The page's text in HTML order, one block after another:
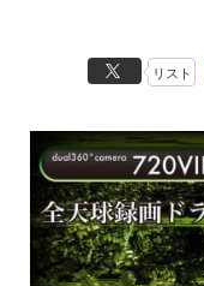
リスト